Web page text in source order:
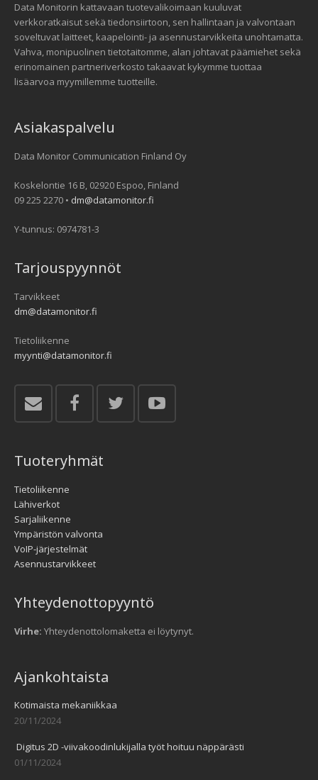
Data Monitorin kattavaan tuotevalikoimaan kuuluvat
verkkoratkaisut sekä tiedonsiirtoon, sen hallintaan ja valvontaan
soveltuvat laitteet, kaapelointi- ja asennustarvikkeita unohtamatta.
Vahva, monipuolinen tietotaitomme, alan johtavat päämiehet sekä
erinomainen partneriverkosto takaavat kykymme tuottaa
lisäarvoa myymillemme tuotteille.
Asiakaspalvelu
Data Monitor Communication Finland Oy
Koskelontie 16 B, 02920 Espoo, Finland
09 225 2270 • dm@datamonitor.fi
Y-tunnus: 0974781-3
Tarjouspyynnöt
Tarvikkeet
dm@datamonitor.fi
Tietoliikenne
myynti@datamonitor.fi
Tuoteryhmät
Tietoliikenne
Lähiverkot
Sarjaliikenne
Ympäristön valvonta
VoIP-järjestelmät
Asennustarvikkeet
Yhteydenottopyyntö
Virhe: Yhteydenottolomaketta ei löytynyt.
Ajankohtaista
Kotimaista mekaniikkaa
20/11/2024
Digitus 2D -viivakoodinlukijalla työt hoituu näppärästi
01/11/2024